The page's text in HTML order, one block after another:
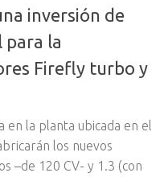
inversión de
para la
Firefly turbo y
en la planta ubicada en el
los nuevos
–de 120 CV- y 1.3 (con